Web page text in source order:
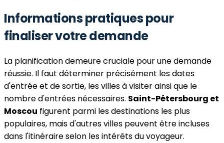
Informations pratiques pour
finaliser votre demande
La planification demeure cruciale pour une demande
réussie. Il faut déterminer précisément les dates
d'entrée et de sortie, les villes à visiter ainsi que le
nombre d'entrées nécessaires. Saint-Pétersbourg et
Moscou figurent parmi les destinations les plus
populaires, mais d'autres villes peuvent être incluses
dans l'itinéraire selon les intérêts du voyageur.